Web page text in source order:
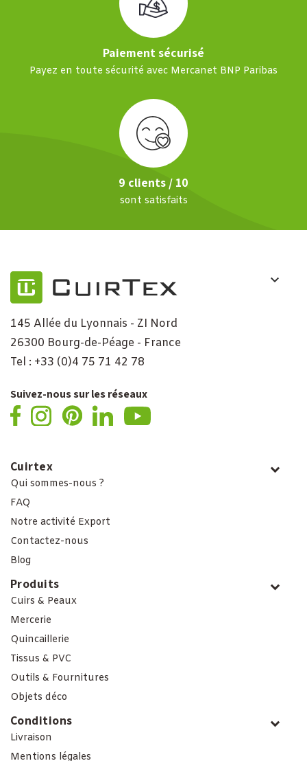
Paiement sécurisé
Payez en toute sécurité avec Mercanet BNP Paribas
9 clients / 10
sont satisfaits
145 Allée du Lyonnais - ZI Nord
26300 Bourg-de-Péage - France
Tel : +33 (0)4 75 71 42 78
Suivez-nous sur les réseaux
Cuirtex
Qui sommes-nous ?
FAQ
Notre activité Export
Contactez-nous
Blog
Produits
Cuirs & Peaux
Mercerie
Quincaillerie
Tissus & PVC
Outils & Fournitures
Objets déco
Conditions
Livraison
Mentions légales